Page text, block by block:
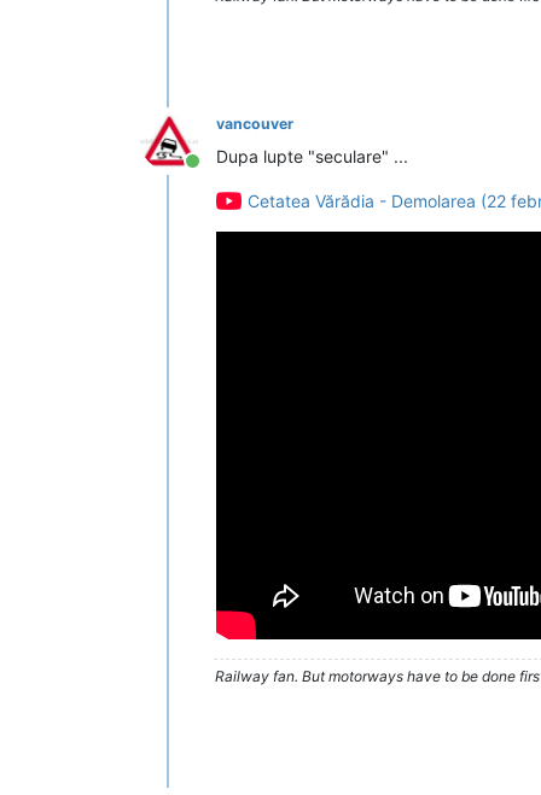
Conectat
vancouver
Dupa lupte "seculare" ...
Cetatea Vărădia - Demolarea (22
Railway fan. But motorways have to be done